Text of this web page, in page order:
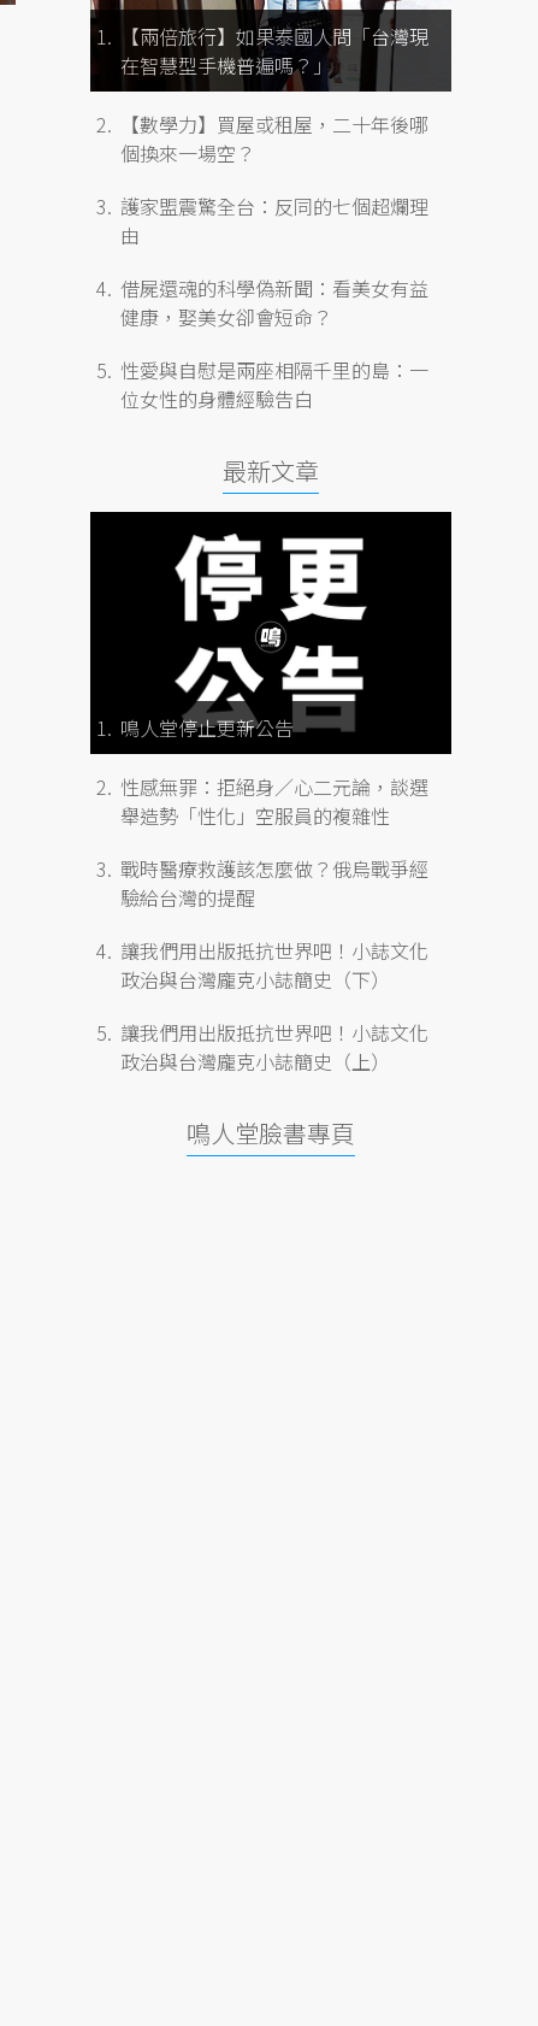
【兩倍旅行】如果泰國人問「台灣現
在智慧型手機普遍嗎？」
【數學力】買屋或租屋，二十年後哪
個換來一場空？
護家盟震驚全台：反同的七個超爛理
由
借屍還魂的科學偽新聞：看美女有益
健康，娶美女卻會短命？
性愛與自慰是兩座相隔千里的島：一
位女性的身體經驗告白
最新文章
鳴人堂停止更新公告
性感無罪：拒絕身／心二元論，談選
舉造勢「性化」空服員的複雜性
戰時醫療救護該怎麼做？俄烏戰爭經
驗給台灣的提醒
讓我們用出版抵抗世界吧！小誌文化
政治與台灣龐克小誌簡史（下）
讓我們用出版抵抗世界吧！小誌文化
政治與台灣龐克小誌簡史（上）
鳴人堂臉書專頁